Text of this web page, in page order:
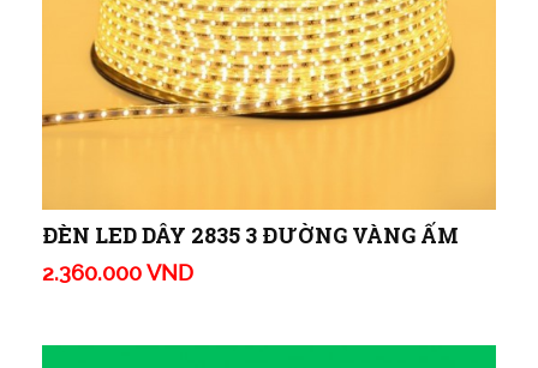
ĐÈN LED DÂY 2835 3 ĐƯỜNG VÀNG ẤM
2.360.000 VND